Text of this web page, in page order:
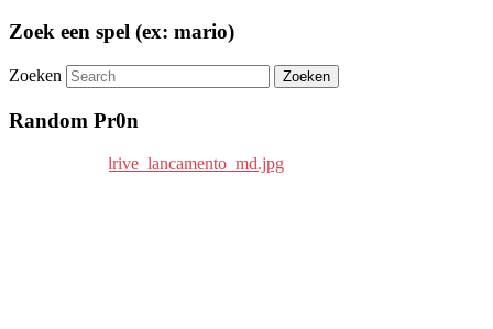
Zoek een spel (ex: mario)
Zoeken
Random Pr0n